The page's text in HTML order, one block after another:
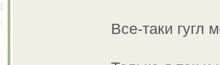
Все-таки гугл